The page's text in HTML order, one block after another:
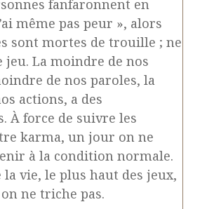
fanfaronnent en
même pas peur », alors
sont mortes de trouille ; ne
jeu. La moindre de nos
de nos paroles, la
actions, a des
À force de suivre les
karma, un jour on ne
à la condition normale.
vie, le plus haut des jeux,
ne triche pas.